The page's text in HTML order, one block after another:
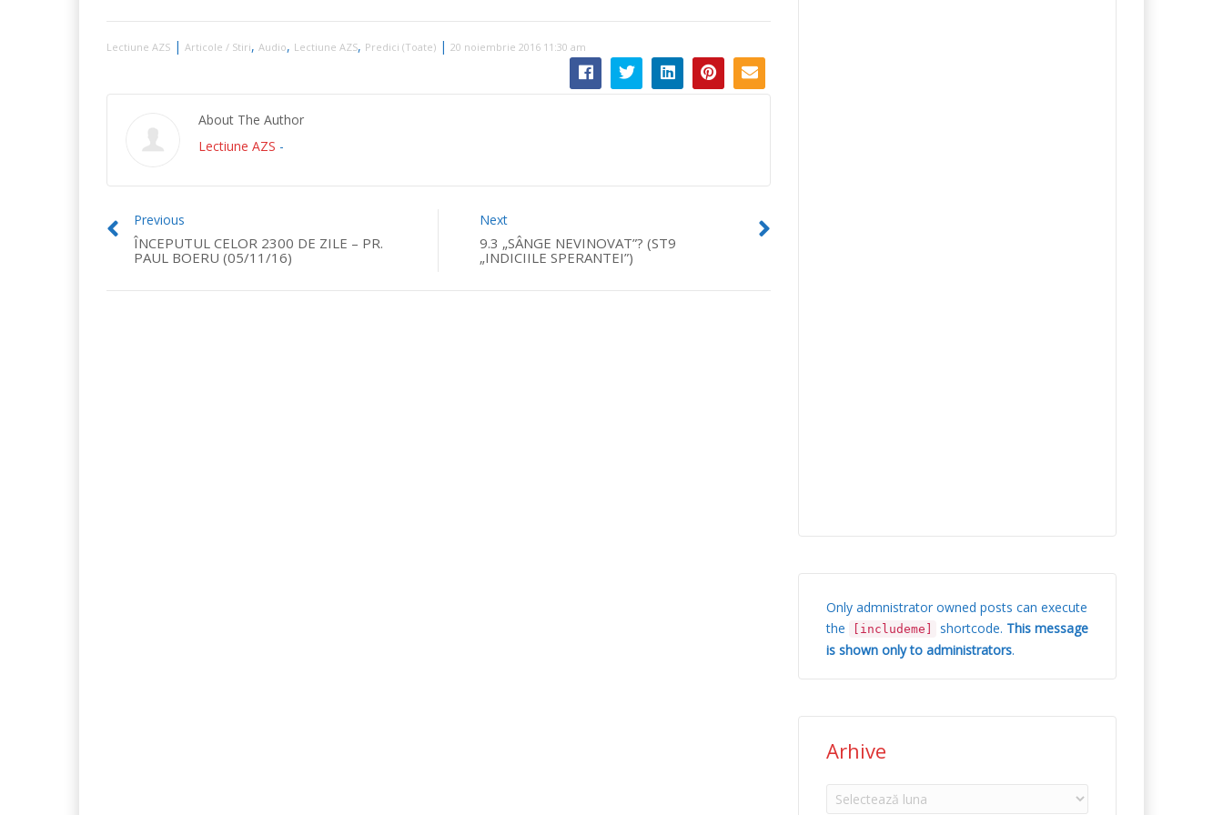
Lectiune AZS | Articole / Stiri, Audio, Lectiune AZS, Predici (Toate) | 20 noiembrie 2016 11:30 am
About The Author
Lectiune AZS -
Previous
ÎNCEPUTUL CELOR 2300 DE ZILE – PR.
PAUL BOERU (05/11/16)
Next
9.3 „SÂNGE NEVINOVAT”? (ST9
„INDICIILE SPERANTEI”)
Only admnistrator owned posts can execute
the
[includeme] shortcode. This message
is shown only to administrators.
Arhive
Arhive